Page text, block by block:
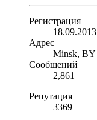
Регистрация
18.09.2013
Адрес
Minsk, BY
Сообщений
2,861
Репутация
3369